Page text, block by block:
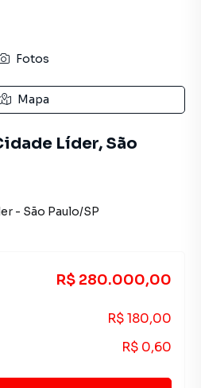
Fotos
Mapa
Líder, São
- São Paulo/SP
R$ 280.000,00
R$ 180,00
R$ 0,60